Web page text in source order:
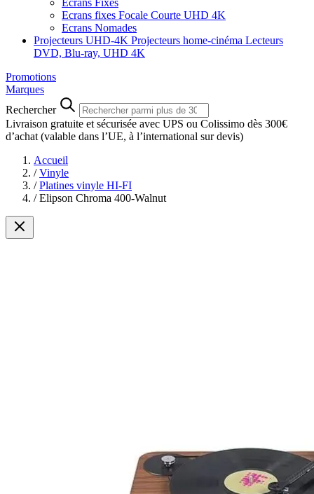
Ecrans Fixes
Ecrans fixes Focale Courte UHD 4K
Ecrans Nomades
Projecteurs UHD-4K Projecteurs home-cinéma Lecteurs
DVD, Blu-ray, UHD 4K
Promotions
Marques
Rechercher
Livraison gratuite et sécurisée avec UPS ou Colissimo dès 300€
d’achat (valable dans l’UE, à l’international sur devis)
Accueil
/ Vinyle
/ Platines vinyle HI-FI
/ Elipson Chroma 400-Walnut